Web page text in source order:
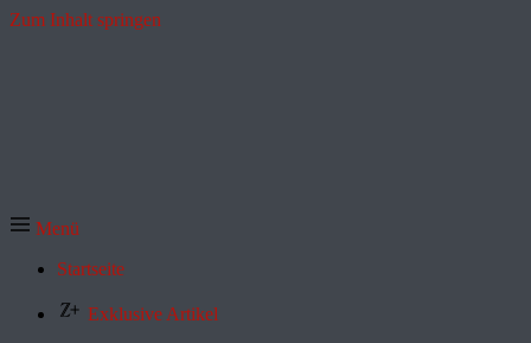
Zum Inhalt springen
Menü
Startseite
Exklusive Artikel